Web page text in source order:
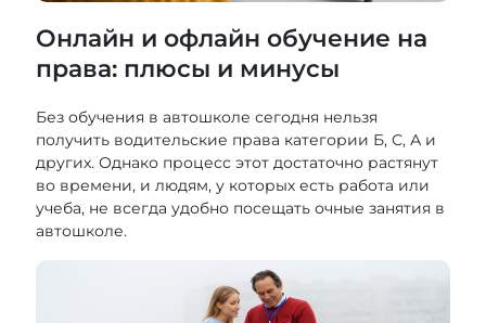
Онлайн и офлайн обучение на
права: плюсы и минусы
Без обучения в автошколе сегодня нельзя
получить водительские права категории Б, С, А и
других. Однако процесс этот достаточно растянут
во времени, и людям, у которых есть работа или
учеба, не всегда удобно посещать очные занятия в
автошколе.